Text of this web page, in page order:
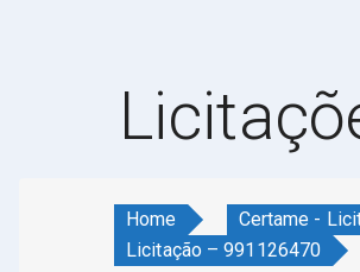
Home
Certame -
Licitação – 991126470